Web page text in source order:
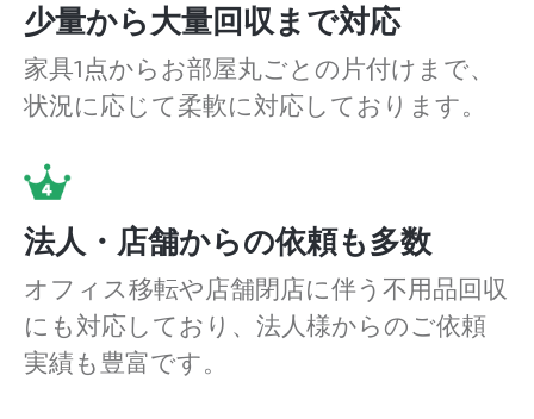
少量から大量回収まで対応
家具1点からお部屋丸ごとの片付けまで、
状況に応じて柔軟に対応しております。
法人・店舗からの依頼も多数
オフィス移転や店舗閉店に伴う不用品回収
にも対応しており、法人様からのご依頼
実績も豊富です。